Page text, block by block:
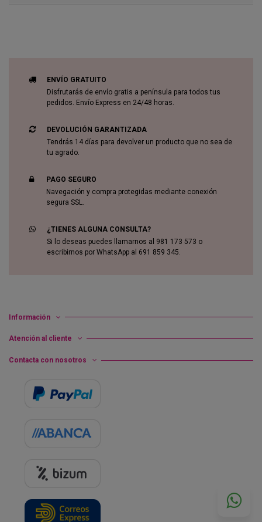
ENVÍO GRATUITO
Disfrutarás de envío gratis a península para todos tus
pedidos. Envío Express en 24/48 horas.
DEVOLUCIÓN GARANTIZADA
Tendrás 14 días para devolver un producto que no sea de
tu agrado.
PAGO SEGURO
Navegación y compra protegidas mediante conexión
segura SSL.
¿TIENES ALGUNA CONSULTA?
Si lo deseas puedes llamarnos al 981 173 573 o
escribirnos por WhatsApp al 691 859 345.
Información
Atención al cliente
Contacta con nosotros